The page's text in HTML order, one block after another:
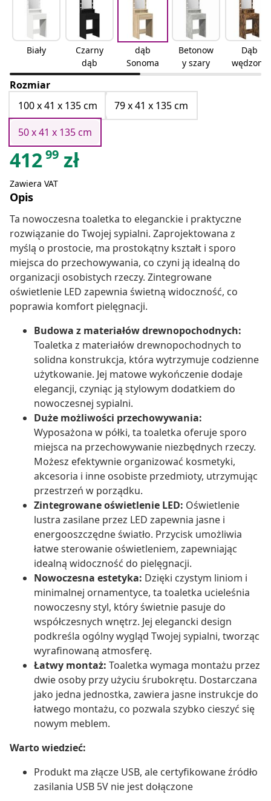
Biały
Czarny
dąb
dąb
Sonoma
Betonow
y szary
Dąb
wędzony
Rozmiar
100 x 41 x 135 cm
79 x 41 x 135 cm
50 x 41 x 135 cm
41299 zł
Zawiera VAT
Opis
Ta nowoczesna toaletka to eleganckie i praktyczne
rozwiązanie do Twojej sypialni. Zaprojektowana z
myślą o prostocie, ma prostokątny kształt i sporo
miejsca do przechowywania, co czyni ją idealną do
organizacji osobistych rzeczy. Zintegrowane
oświetlenie LED zapewnia świetną widoczność, co
poprawia komfort pielęgnacji.
Budowa z materiałów drewnopochodnych:
Toaletka z materiałów drewnopochodnych to
solidna konstrukcja, która wytrzymuje codzienne
użytkowanie. Jej matowe wykończenie dodaje
elegancji, czyniąc ją stylowym dodatkiem do
nowoczesnej sypialni.
Duże możliwości przechowywania:
Wyposażona w półki, ta toaletka oferuje sporo
miejsca na przechowywanie niezbędnych rzeczy.
Możesz efektywnie organizować kosmetyki,
akcesoria i inne osobiste przedmioty, utrzymując
przestrzeń w porządku.
Zintegrowane oświetlenie LED: Oświetlenie
lustra zasilane przez LED zapewnia jasne i
energooszczędne światło. Przycisk umożliwia
łatwe sterowanie oświetleniem, zapewniając
idealną widoczność do pielęgnacji.
Nowoczesna estetyka: Dzięki czystym liniom i
minimalnej ornamentyce, ta toaletka ucieleśnia
nowoczesny styl, który świetnie pasuje do
współczesnych wnętrz. Jej elegancki design
podkreśla ogólny wygląd Twojej sypialni, tworząc
wyrafinowaną atmosferę.
Łatwy montaż: Toaletka wymaga montażu przez
dwie osoby przy użyciu śrubokrętu. Dostarczana
jako jedna jednostka, zawiera jasne instrukcje do
łatwego montażu, co pozwala szybko cieszyć się
nowym meblem.
Warto wiedzieć:
Produkt ma złącze USB, ale certyfikowane źródło
zasilania USB 5V nie jest dołączone